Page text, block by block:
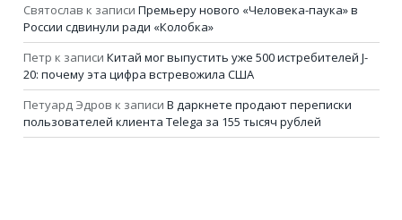
Святослав к записи Премьеру нового «Человека-паука» в
России сдвинули ради «Колобка»
Петр к записи Китай мог выпустить уже 500 истребителей J-
20: почему эта цифра встревожила США
Петуард Эдров к записи В даркнете продают переписки
пользователей клиента Telega за 155 тысяч рублей